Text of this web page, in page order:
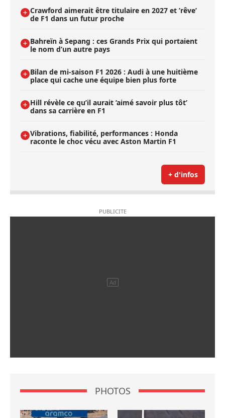
Crawford aimerait être titulaire en 2027 et ’rêve’
de F1 dans un futur proche
Bahreïn à Sepang : ces Grands Prix qui portaient
le nom d’un autre pays
Bilan de mi-saison F1 2026 : Audi à une huitième
place qui cache une équipe bien plus forte
Hill révèle ce qu’il aurait ’aimé savoir plus tôt’
dans sa carrière en F1
Vibrations, fiabilité, performances : Honda
raconte le choc vécu avec Aston Martin F1
+ d'infos
PHOTOS